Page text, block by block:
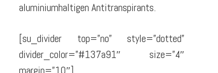
aluminiumhaltigen Antitranspirants.
[su_divider top=”no” style=”dotted”
divider_color=”#137a91″ size=”4″